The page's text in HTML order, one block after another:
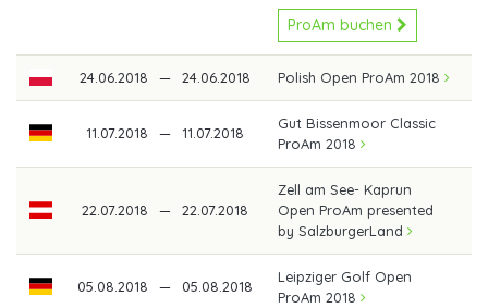
ProAm buchen
24.06.2018 — 24.06.2018 Polish Open ProAm 2018
11.07.2018 — 11.07.2018
Gut Bissenmoor Classic
ProAm 2018
22.07.2018 — 22.07.2018
Zell am See- Kaprun
Open ProAm presented
by SalzburgerLand
05.08.2018 — 05.08.2018
Leipziger Golf Open
ProAm 2018